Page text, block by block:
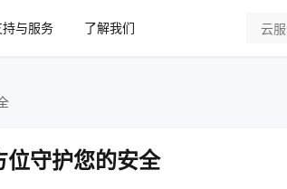
持与服务
了解我们
位守护您的安全